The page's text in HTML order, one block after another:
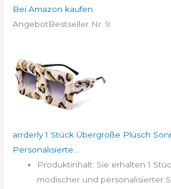
Bei Amazon kaufen
AngebotBestseller Nr. 9
arrderly 1 Stück Übergroße Plüsch
Personalisierte...
Produktinhalt: Sie erhalten 1
modischer und personalisierter